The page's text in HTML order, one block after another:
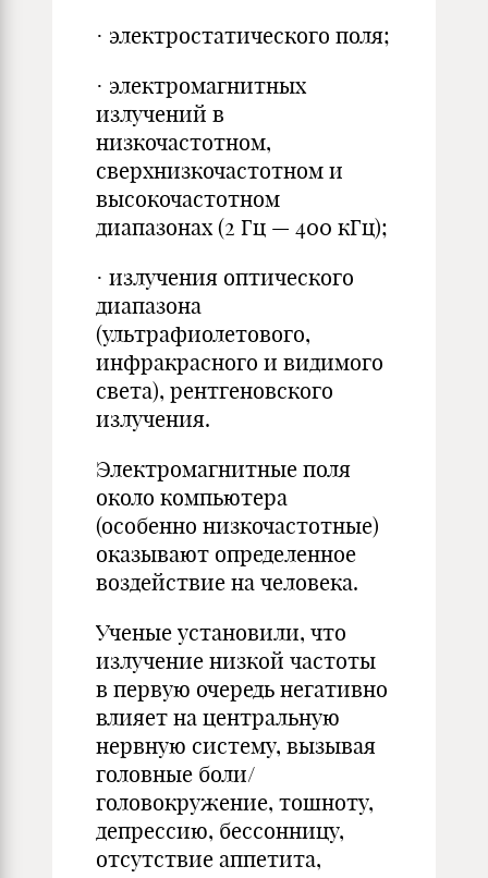
· электростатического поля;
· электромагнитных
излучений в
низкочастотном,
сверхнизкочастотном и
высокочастотном
диапазонах (2 Гц — 400 кГц);
· излучения оптического
диапазона
(ультрафиолетового,
инфракрасного и видимого
света), рентгеновского
излучения.
Электромагнитные поля
около компьютера
(особенно низкочастотные)
оказывают определенное
воздействие на человека.
Ученые установили, что
излучение низкой частоты
в первую очередь негативно
влияет на центральную
нервную систему, вызывая
головные боли/
головокружение, тошноту,
депрессию, бессонницу,
отсутствие аппетита,